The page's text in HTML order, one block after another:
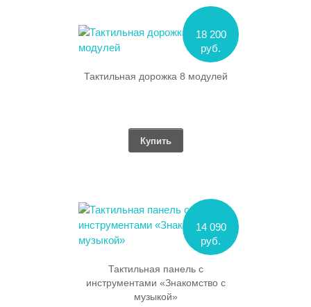
18 200
руб.
Тактильная дорожка 8 модулей
Купить
14 090
руб.
Тактильная панель с
инструментами «Знакомство с
музыкой»